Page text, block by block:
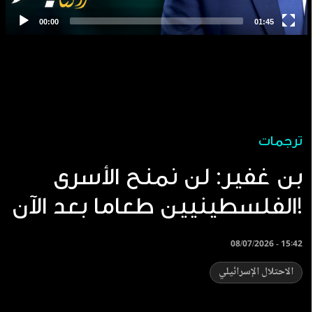
ترجمات
بن غفير: لن نمنح الأسرى
الفلسطينيين طعاما بعد الآن!
08/07/2026 - 15:42
الاحتلال الإسرائيلي